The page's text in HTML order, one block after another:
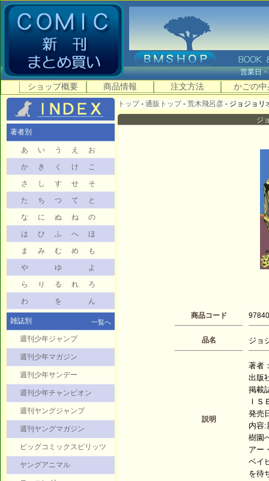
営業
ショップ概要 商品情報 注文方法 かごの中
著者別
あ い う え
お
か
き く け
こ
さ
し す せ
そ
た
ち つ て
と
な
に ぬ ね
の
は
ひ ふ へ
ほ
ま
み む め
も
や
ゆ
よ
ら
り る れ
ろ
わ
を ん
雑誌別 一覧へ
週刊少年ジャンプ
週刊少年マガジン
週刊少年サンデー
週刊少年チャンピオン
週刊ヤングジャンプ
週刊ヤングマガジン
ビッグコミックスピリッツ
ヤングアニマル
トップ- 通販トップ- 荒木飛呂彦 - ジョジョリ
ジ
商品コード
品名 ジョ
説明
著者
出版
掲載
ＩＳ
発売
内容:
樹園
アー
ベイ
を待